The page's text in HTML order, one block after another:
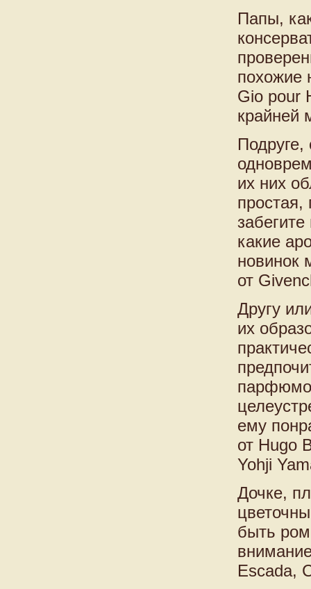
Папы,
похожие
Gio pour
крайней
их них
простая,
какие
новинок
от
Другу
их
ему
от Hugo
Yohji
Дочке,
быть
Escada,